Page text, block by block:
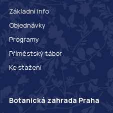
Základní info
Objednávky
Programy
Příměstský tábor
Ke stažení
Botanická zahrada Praha